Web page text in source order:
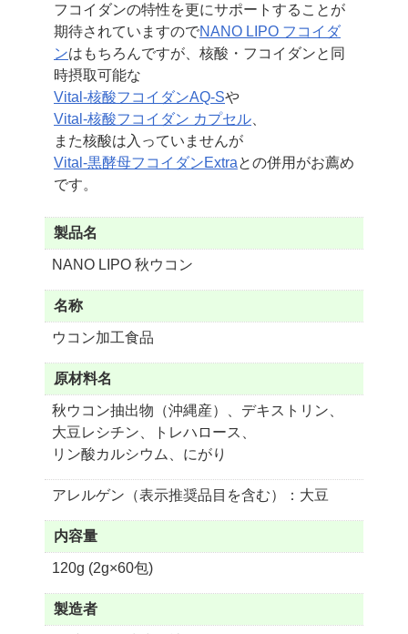
フコイダンの特性を更にサポートすることが
期待されていますのでNANO LIPO フコイダ
ンは もちろんですが、核酸・フコイダンと同
時摂取可能な
Vital-核酸フコイダンAQ-Sや
Vital-核酸フコイダン カプセル
また核酸は入っていませんが
Vital-黒酵母フコイダンExtraとの併用がお薦め
です。
製品名
NANO LIPO 秋ウコン
名称
ウコン加工食品
原材料名
秋ウコン抽出物（沖縄産）、デキストリン、
大豆レシチン、
トレハロース、
リン酸カルシウム、にがり
アレルゲン（表示推奨品目を含む）：大豆
内容量
120g (2g×60包)
製造者